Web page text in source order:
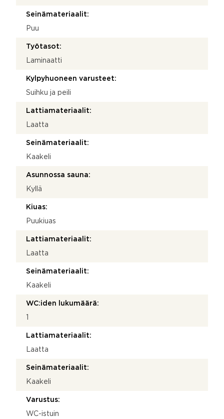
Seinämateriaalit:
Puu
Työtasot:
Laminaatti
Kylpyhuoneen varusteet:
Suihku ja peili
Lattiamateriaalit:
Laatta
Seinämateriaalit:
Kaakeli
Asunnossa sauna:
Kyllä
Kiuas:
Puukiuas
Lattiamateriaalit:
Laatta
Seinämateriaalit:
Kaakeli
WC:iden lukumäärä:
Lattiamateriaalit:
Laatta
Seinämateriaalit:
Kaakeli
Varustus:
WC-istuin